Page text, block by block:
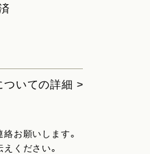
ついての詳細 >
お願いします。
ください。